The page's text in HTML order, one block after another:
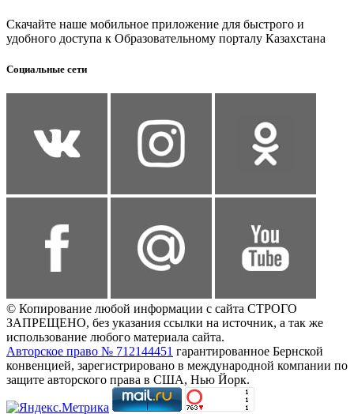
Скачайте наше мобильное приложение для быстрого и
удобного доступа к Образовательному порталу Казахстана
Социальные сети
© Копирование любой информации с сайта СТРОГО
ЗАПРЕЩЕНО, без указания ссылки на источник, а так же
использование любого материала сайта.
Авторское право № 712144451 гарантированное Бернской
конвенцией, зарегистрировано в международной компании по
защите авторского права в США, Нью Йорк.